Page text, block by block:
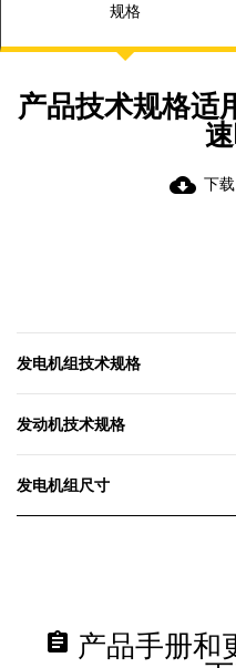
规格
产品技术规格适
cloud_download 下载
发电机组技术规格
发动机技术规格
发电机组尺寸
assignment 产品手册和